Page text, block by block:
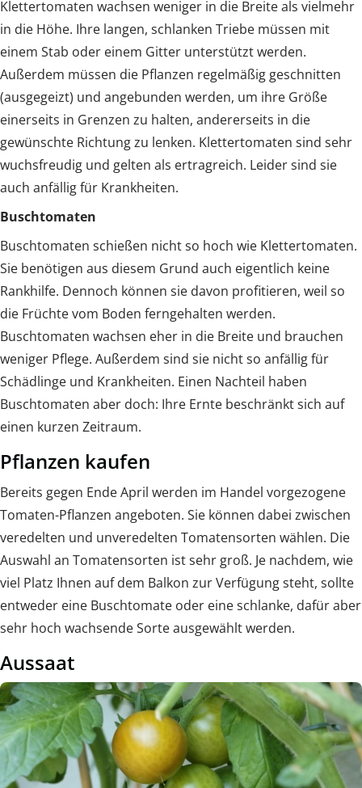
Klettertomaten wachsen weniger in die Breite als vielmehr
in die Höhe. Ihre langen, schlanken Triebe müssen mit
einem Stab oder einem Gitter unterstützt werden.
Außerdem müssen die Pflanzen regelmäßig geschnitten
(ausgegeizt) und angebunden werden, um ihre Größe
einerseits in Grenzen zu halten, andererseits in die
gewünschte Richtung zu lenken. Klettertomaten sind sehr
wuchsfreudig und gelten als ertragreich. Leider sind sie
auch anfällig für Krankheiten.
Buschtomaten
Buschtomaten schießen nicht so hoch wie Klettertomaten.
Sie benötigen aus diesem Grund auch eigentlich keine
Rankhilfe. Dennoch können sie davon profitieren, weil so
die Früchte vom Boden ferngehalten werden.
Buschtomaten wachsen eher in die Breite und brauchen
weniger Pflege. Außerdem sind sie nicht so anfällig für
Schädlinge und Krankheiten. Einen Nachteil haben
Buschtomaten aber doch: Ihre Ernte beschränkt sich auf
einen kurzen Zeitraum.
Pflanzen kaufen
Bereits gegen Ende April werden im Handel vorgezogene
Tomaten-Pflanzen angeboten. Sie können dabei zwischen
veredelten und unveredelten Tomatensorten wählen. Die
Auswahl an Tomatensorten ist sehr groß. Je nachdem, wie
viel Platz Ihnen auf dem Balkon zur Verfügung steht, sollte
entweder eine Buschtomate oder eine schlanke, dafür aber
sehr hoch wachsende Sorte ausgewählt werden.
Aussaat